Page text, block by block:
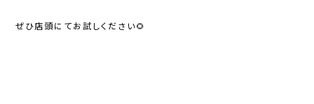
ぜひ店頭にてお試しください🌻